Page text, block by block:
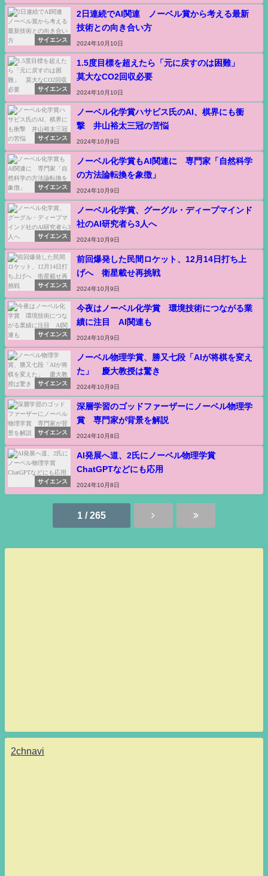
サイエンス
2日連続でAI関連 ノーベル賞から考える最新
技術との向き合い方
2024年10月10日
サイエンス
1.5度目標を超えたら「元に戻すのは困難」
莫大なCO2回収必要
2024年10月10日
サイエンス
ノーベル化学賞ハサビス氏のAI、棋界にも衝
撃 井山裕太三冠の苦悩
2024年10月9日
サイエンス
ノーベル化学賞もAI関連に 専門家「自然科学
の方法論転換を象徴」
2024年10月9日
サイエンス
ノーベル化学賞、グーグル・ディープマインド
社のAI研究者ら3人へ
2024年10月9日
サイエンス
前回爆発した民間ロケット、12月14日打ち上
げへ 衛星載せ再挑戦
2024年10月9日
サイエンス
今夜はノーベル化学賞 環境技術につながる業
績に注目 AI関連も
2024年10月9日
サイエンス
ノーベル物理学賞、勝又七段「AIが将棋を変え
た」 慶大教授は驚き
2024年10月9日
サイエンス
深層学習のゴッドファーザーにノーベル物理学
賞 専門家が背景を解説
2024年10月8日
サイエンス
AI発展へ道、2氏にノーベル物理学賞
ChatGPTなどにも応用
2024年10月8日
1 / 265
2chnavi